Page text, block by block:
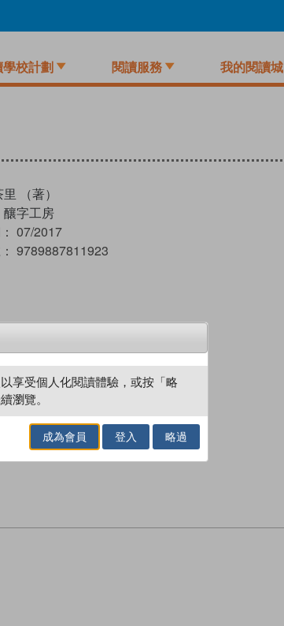
校計劃 閱讀服務 我的閱讀城
（著）
釀字工房
07/2017
9789887811923
實體書
享受個人化閱讀體驗，或按「略
瀏覽。
成為會員 登入 略過